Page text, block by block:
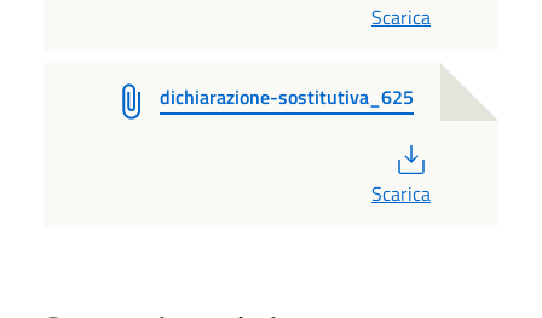
Scarica
dichiarazione-sostitutiva_625
Scarica